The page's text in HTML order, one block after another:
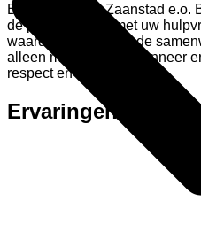
Bewindvoering Zaanstad e.o.
de privacyregels met uw
waarde aan een goede
alleen mogelijk zijn wanneer
respect en vertrouwen.
Ervaringen